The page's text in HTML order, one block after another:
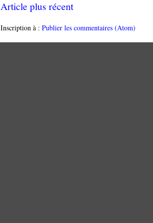
Article plus récent
Inscription à : Publier les commentaires (Atom)